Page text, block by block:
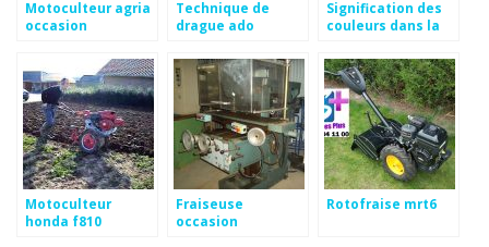
Motoculteur agria
occasion
Technique de
drague ado
Signification des
couleurs dans la
Motoculteur
honda f810
Fraiseuse
occasion
Rotofraise mrt6